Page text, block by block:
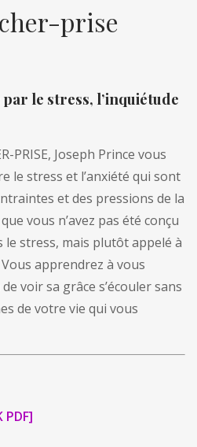
prise
le stress, l’inquiétude
PRISE, Joseph Prince vous
le stress et l’anxiété qui sont
et des pressions de la
vous n’avez pas été conçu
stress, mais plutôt appelé à
apprendrez à vous
voir sa grâce s’écouler sans
de votre vie qui vous
PDF]